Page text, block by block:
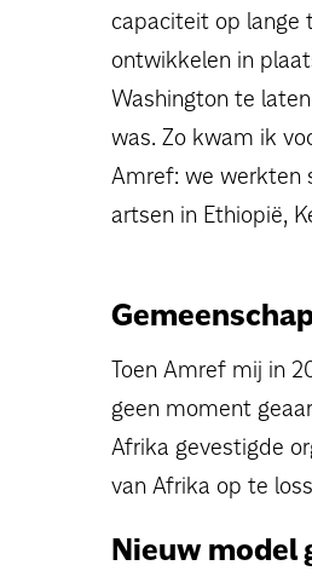
capaciteit op lange
ontwikkelen in
Washington te
was. Zo kwam ik
Amref: we werkten
artsen in Ethiopië,
Toen Amref mij in
geen moment
Afrika gevestigde
van Afrika op te
Nieuw model